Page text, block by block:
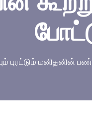
புரட்டும் மனிதனின்